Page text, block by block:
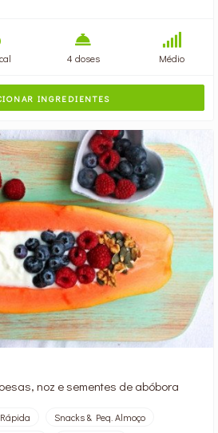
4 doses Médio
INGREDIENTES
noz e sementes de abóbora
Snacks & Peq. Almoço